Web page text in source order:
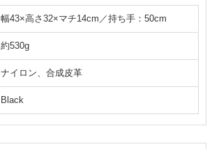
幅43×高さ32×マチ14cm／持ち手：50cm
約530g
ナイロン、合成皮革
Black